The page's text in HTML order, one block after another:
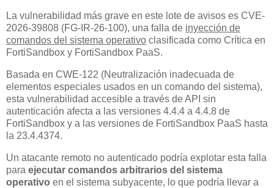
La vulnerabilidad más grave en este lote de avisos es CVE-
2026-39808 (FG-IR-26-100), una falla de inyección de
comandos del sistema operativo clasificada como Crítica en
FortiSandbox y FortiSandbox PaaS.
Basada en CWE-122 (Neutralización inadecuada de
elementos especiales usados en un comando del sistema),
esta vulnerabilidad accesible a través de API sin
autenticación afecta a las versiones 4.4.4 a 4.4.8 de
FortiSandbox y a las versiones de FortiSandbox PaaS hasta
la 23.4.4374.
Un atacante remoto no autenticado podría explotar esta falla
para ejecutar comandos arbitrarios del sistema
operativo en el sistema subyacente, lo que podría llevar a